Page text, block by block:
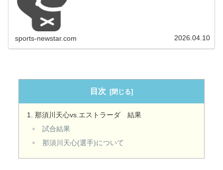
sports-newstar.com 2026.04.10
目次
那須川天心vs.エストラーダ 結果
試合結果
那須川天心(選手)について